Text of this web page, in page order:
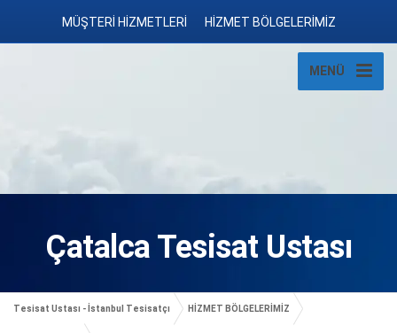
MÜŞTERİ HİZMETLERİ HİZMET BÖLGELERİMİZ
MENÜ
Çatalca Tesisat Ustası
Tesisat Ustası - İstanbul Tesisatçı HİZMET BÖLGELERİMİZ